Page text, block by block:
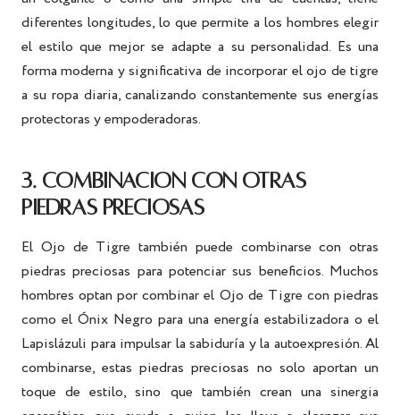
diferentes longitudes, lo que permite a los hombres elegir
el estilo que mejor se adapte a su personalidad. Es una
forma moderna y significativa de incorporar el ojo de tigre
a su ropa diaria, canalizando constantemente sus energías
protectoras y empoderadoras.
3. COMBINACIÓN CON OTRAS
PIEDRAS PRECIOSAS
El Ojo de Tigre también puede combinarse con otras
piedras preciosas para potenciar sus beneficios. Muchos
hombres optan por combinar el Ojo de Tigre con piedras
como el Ónix Negro para una energía estabilizadora o el
Lapislázuli para impulsar la sabiduría y la autoexpresión. Al
combinarse, estas piedras preciosas no solo aportan un
toque de estilo, sino que también crean una sinergia